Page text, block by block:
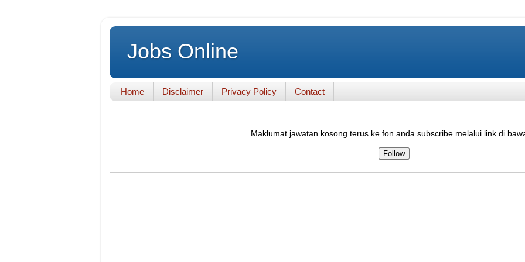
Jobs Online
Home Disclaimer Privacy Policy Contact
Maklumat jawatan kosong terus ke fon anda subscribe melalui link di